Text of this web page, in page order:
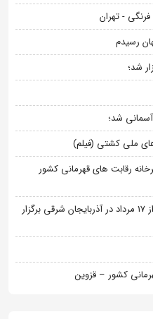
- تهران
رسیدم
شد؛
شد؛
ملی کشتی (فیلم)
رقابت های قهرمانی کشور
اردوی تیم ملی کشتی ساحلی نوجوانان از 17 مرداد در آذربایجان شرقی برگزار
کشور – قزوین